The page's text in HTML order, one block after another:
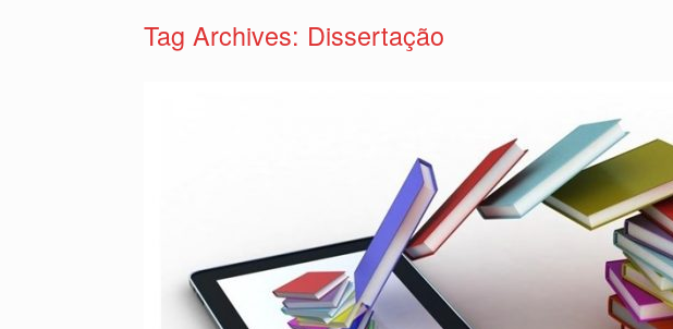
Tag Archives: Dissertação